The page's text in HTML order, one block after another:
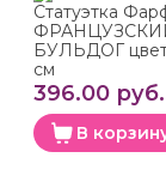
Статуэтка
БУЛЬДОГ
см
396.00 руб.
В